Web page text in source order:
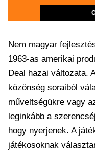
Nem magyar
1963-as amerikai
Deal hazai változata.
közönség soraiból
műveltségükre vagy
leginkább a
hogy nyerjenek. A
játékosoknak